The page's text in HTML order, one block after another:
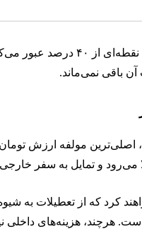
یک حساب دو دو تا
، اصلی‌ترین مولفه ارزش
می‌رود و تمایل به سفر
کرد که از تعطیلات به
هزینه‌های داخلی نیز